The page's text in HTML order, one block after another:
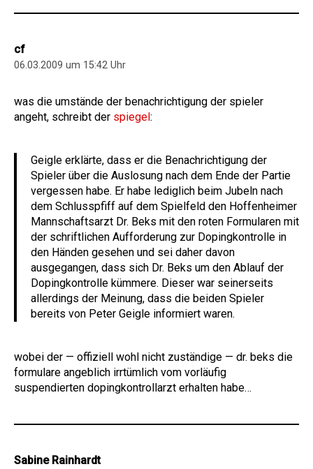
cf
06.03.2009 um 15:42 Uhr
was die umstände der benachrichtigung der spieler
angeht, schreibt der spiegel:
Geigle erklärte, dass er die Benachrichtigung der
Spieler über die Auslosung nach dem Ende der Partie
vergessen habe. Er habe lediglich beim Jubeln nach
dem Schlusspfiff auf dem Spielfeld den Hoffenheimer
Mannschaftsarzt Dr. Beks mit den roten Formularen mit
der schriftlichen Aufforderung zur Dopingkontrolle in
den Händen gesehen und sei daher davon
ausgegangen, dass sich Dr. Beks um den Ablauf der
Dopingkontrolle kümmere. Dieser war seinerseits
allerdings der Meinung, dass die beiden Spieler
bereits von Peter Geigle informiert waren.
wobei der — offiziell wohl nicht zuständige — dr. beks die
formulare angeblich irrtümlich vom vorläufig
suspendierten dopingkontrollarzt erhalten habe…
Sabine Rainhardt